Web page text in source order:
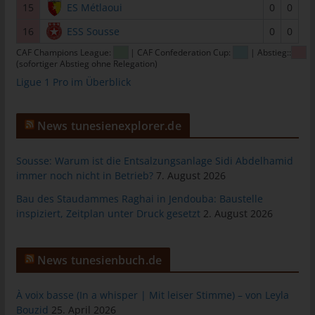
15
ES Métlaoui 0
0
16
ESS Sousse 0 0
CAF Champions League: | CAF Confederation Cup:
| Abstieg::
(sofortiger Abstieg ohne Relegation)
Ligue 1 Pro im Überblick
News tunesienexplorer.de
Sousse: Warum ist die Entsalzungsanlage Sidi Abdelhamid
immer noch nicht in Betrieb? 7. August 2026
Bau des Staudammes Raghai in Jendouba: Baustelle
inspiziert, Zeitplan unter Druck gesetzt 2. August 2026
News tunesienbuch.de
À voix basse (In a whisper | Mit leiser Stimme) – von Leyla
Bouzid 25. April 2026
tunesienfussball.de
Uwe Wassenberg
Rue 2 Mars
4022 Akouda - Tunesien
E-Mail:
Cookies
Die Internetseiten verwenden Cookies. Cookies sind
Textdateien, welche über einen Internetbrowser auf einem
Computersystem abgelegt und gespeichert werden.
Cookies enthalten eine sogenannte Cookie-ID. Eine Cookie-ID
ist eine eindeutige Kennung des Cookies. Sie besteht aus einer
konkreten Internetbrowser zugeordnet werden können, in dem